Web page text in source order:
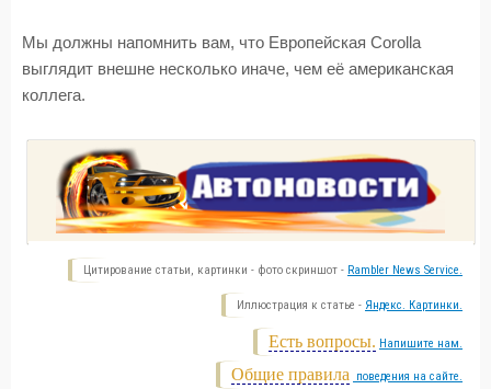
Мы должны напомнить вам, что Европейская Corolla
выглядит внешне несколько иначе, чем её американская
коллега.
Цитирование статьи, картинки - фото скриншот - Rambler News Service.
Иллюстрация к статье - Яндекс. Картинки.
Есть вопросы. Напишите нам.
Общие правила поведения на сайте.